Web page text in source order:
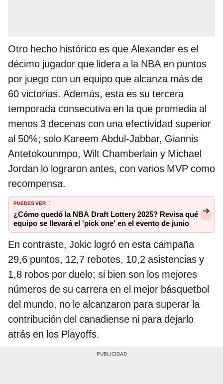
Otro hecho histórico es que Alexander es el
décimo jugador que lidera a la NBA en puntos
por juego con un equipo que alcanza más de
60 victorias. Además, esta es su tercera
temporada consecutiva en la que promedia al
menos 3 decenas con una efectividad superior
al 50%; solo Kareem Abdul-Jabbar, Giannis
Antetokounmpo, Wilt Chamberlain y Michael
Jordan lo lograron antes, con varios MVP como
recompensa.
PUEDES VER :
¿Cómo quedó la NBA Draft Lottery 2025? Revisa qué
equipo se llevará el 'pick one' en el evento de junio
En contraste, Jokic logró en esta campaña
29,6 puntos, 12,7 rebotes, 10,2 asistencias y
1,8 robos por duelo; si bien son los mejores
números de su carrera en el mejor básquetbol
del mundo, no le alcanzaron para superar la
contribución del canadiense ni para dejarlo
atrás en los Playoffs.